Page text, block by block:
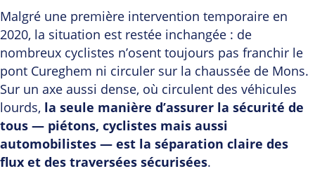
Malgré une première intervention temporaire en
2020, la situation est restée inchangée : de
nombreux cyclistes n’osent toujours pas franchir le
pont Cureghem ni circuler sur la chaussée de Mons.
Sur un axe aussi dense, où circulent des véhicules
lourds, la seule manière d’assurer la sécurité de
tous — piétons, cyclistes mais aussi
automobilistes — est la séparation claire des
flux et des traversées sécurisées.